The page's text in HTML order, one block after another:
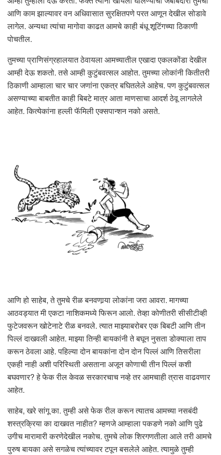
आणि काम झाल्यावर वन अधिवासात सुरक्षितपणे परत आणून देखील सोडावे
लागेल. अन्यथा त्यांचा मागोवा काढत आमचे काही बंधू शूटिंगच्या ठिकाणी
पोचतील.
तुमच्या प्राणिसंग्रहालयात ठेवायला आमच्यातील एखादा एकलकोंडा देखील
आम्ही देऊ शकतो. तसे आम्ही कुटुंबवत्सल आहोत. तुमच्या लोकांनी कितीतरी
ठिकाणी आम्हाला चार चार जणांना एकत्र बघितलेले आहेच. पण कुटुंबवत्सल
असण्याच्या बाबतीत काही बिबटे मात्र आता माणसाचा आदर्श ठेवू लागलेले
आहेत. कित्येकांना हल्ली फॅमिली एक्सपान्शन नको असते.
आणि हो साहेब, ते तुमचे रीळ बनवणार्‍या लोकांना जरा आवरा. मागच्या
आठवड्यात मी एकटा नाशिकमध्ये फिरून आलो. तेव्हा कोणीतरी सीसीटीव्ही
फुटेजवरून खोटेनाटे रीळ बनवले. त्यात माझ्याबरोबर एक बिबटी आणि तीन
पिल्लं दाखवली आहेत. माझ्या तिन्ही बायकांनी ते बघून नुसता डोक्याला ताप
करून ठेवला आहे. पहिल्या दोन बायकांना दोन दोन पिल्लं आणि तिसरीला
एकही नाही अशी परिस्थिती असताना अजून कोणाची तीन पिल्लं कशी
बघवणार? हे फेक रील केवळ सरकारचाच नव्हे तर आमचाही त्रास वाढवणार
आहेत.
साहेब, खरे सांगू का. तुम्ही असे फेक रील करून त्यातच आमच्या नसबंदी
शस्त्रक्रिया का दाखवत नाहीत? म्हणजे आम्हाला पकडणे नको आणि पुढे
उगीच मारामारी करणेदेखील नकोच. तुमचे लोक शिरगणतीला आले तरी आमचे
पुरुष बायका असे सगळेच त्यांच्यावर टपून बसलेले आहेत. त्यामुळे तुम्ही